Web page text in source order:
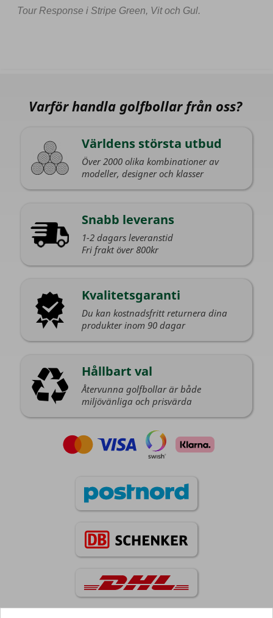
Tour Response i Stripe Green, Vit och Gul.
Varför handla golfbollar från oss?
Världens största utbud
Över 2000 olika kombinationer av
modeller, designer och klasser
Snabb leverans
1-2 dagars leveranstid
Fri frakt över 800kr
Kvalitetsgaranti
Du kan kostnadsfritt returnera dina
produkter inom 90 dagar
Hållbart val
Återvunna golfbollar är både
miljövänliga och prisvärda